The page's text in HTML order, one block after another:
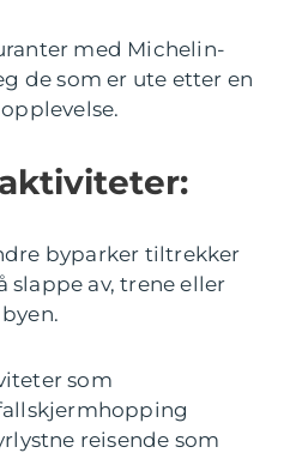
med Michelin-
de som er ute etter en
byparker tiltrekker
slappe av, trene eller
som
reisende som